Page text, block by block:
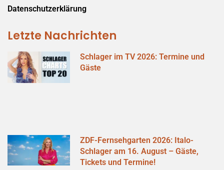
Datenschutzerklärung
Letzte Nachrichten
Schlager im TV 2026: Termine und
Gäste
ZDF-Fernsehgarten 2026: Italo-
Schlager am 16. August – Gäste,
Tickets und Termine!